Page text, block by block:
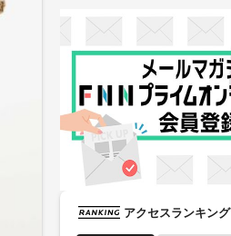
アクセスランキング